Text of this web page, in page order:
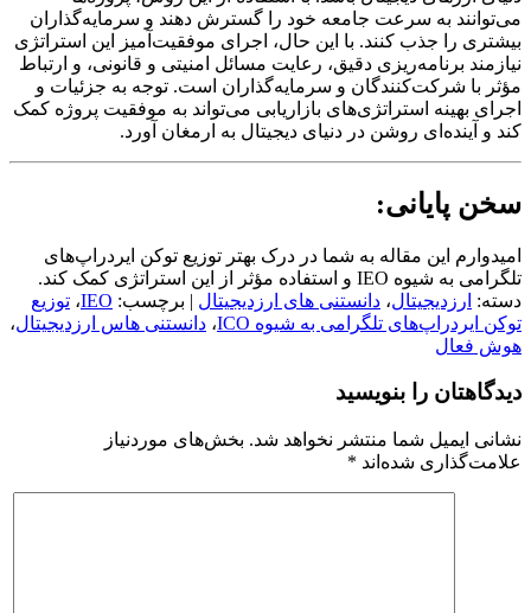
می‌توانند به سرعت جامعه خود را گسترش دهند و سرمایه‌گذاران
بیشتری را جذب کنند. با این حال، اجرای موفقیت‌آمیز این استراتژی
نیازمند برنامه‌ریزی دقیق، رعایت مسائل امنیتی و قانونی، و ارتباط
مؤثر با شرکت‌کنندگان و سرمایه‌گذاران است. توجه به جزئیات و
اجرای بهینه استراتژی‌های بازاریابی می‌تواند به موفقیت پروژه کمک
کند و آینده‌ای روشن در دنیای دیجیتال به ارمغان آورد.
سخن پایانی:
امیدوارم این مقاله به شما در درک بهتر توزیع توکن ایردراپ‌های
تلگرامی به شیوه IEO و استفاده مؤثر از این استراتژی کمک کند.
دسته: ارزدیجیتال، دانستنی های ارزدیجیتال | برچسب: IEO، توزیع
توکن ایردراپ‌های تلگرامی به شیوه ICO
، دانستنی هاس ارزدیجیتال،
هوش فعال
دیدگاهتان را بنویسید
نشانی ایمیل شما منتشر نخواهد شد. بخش‌های موردنیاز
علامت‌گذاری شده‌اند *